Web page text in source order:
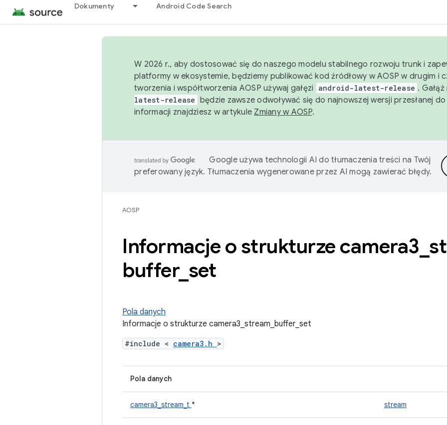
Dokumenty Android Code Search
W 2026 r., aby dostosować się do naszego modelu stabilnego rozwoju trunk i
platformy w ekosystemie, będziemy publikować kod źródłowy w AOSP w drugim i
tworzenia i współtworzenia AOSP używaj gałęzi
android-latest-release .
latest-release będzie zawsze odwoływać się do najnowszej wersji przesłanej do
informacji znajdziesz w artykule Zmiany w AOSP.
Google używa technologii AI do tłumaczenia treści na Twój
preferowany język. Tłumaczenia wygenerowane przez AI mogą zawierać błędy.
AOSP
Informacje o strukturze camera3
buffer_ set
Pola danych
Informacje o strukturze camera3_stream_buffer_set
#include < camera3.h >
Pola danych
camera3_stream_t * stream